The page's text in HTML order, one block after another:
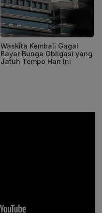
Waskita Kembali Gagal
Bayar Bunga Obligasi yang
Jatuh Tempo Hari Ini